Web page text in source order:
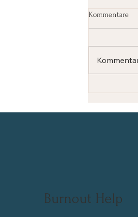
Kommentare
Burnout Help